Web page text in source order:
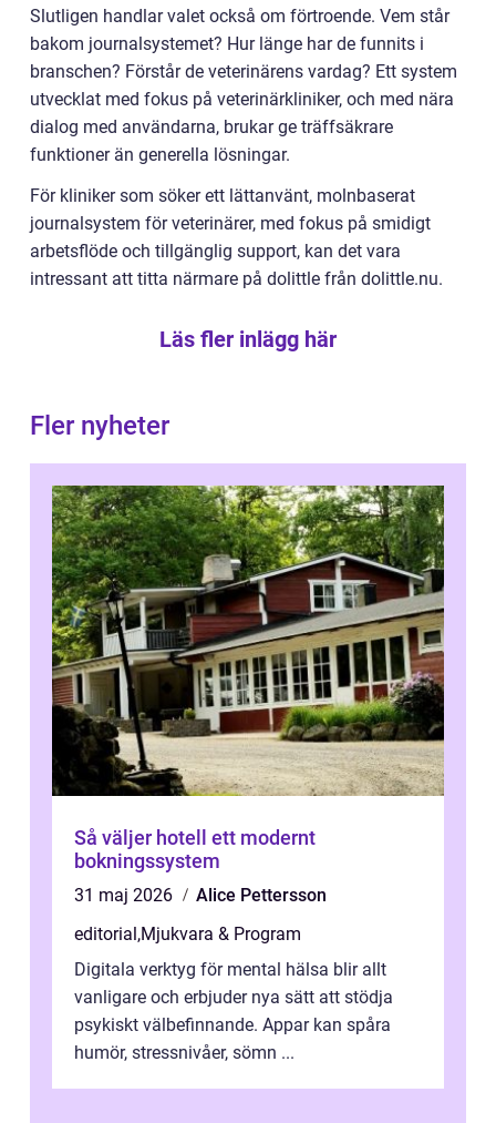
Slutligen handlar valet också om förtroende. Vem står
bakom journalsystemet? Hur länge har de funnits i
branschen? Förstår de veterinärens vardag? Ett system
utvecklat med fokus på veterinärkliniker, och med nära
dialog med användarna, brukar ge träffsäkrare
funktioner än generella lösningar.
För kliniker som söker ett lättanvänt, molnbaserat
journalsystem för veterinärer, med fokus på smidigt
arbetsflöde och tillgänglig support, kan det vara
intressant att titta närmare på dolittle från dolittle.nu.
Läs fler inlägg här
Fler nyheter
Så väljer hotell ett modernt
bokningssystem
31 maj 2026
Alice Pettersson
editorial,Mjukvara & Program
Digitala verktyg för mental hälsa blir allt
vanligare och erbjuder nya sätt att stödja
psykiskt välbefinnande. Appar kan spåra
humör, stressnivåer, sömn ...